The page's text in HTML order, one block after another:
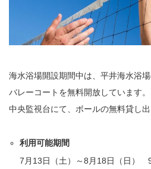
海水浴場開設期間中は、平井海水浴
バレーコートを無料開放しています。
中央監視台にて、ボールの無料貸し出
利用可能期間
7月13日（土）～8月18日（日）